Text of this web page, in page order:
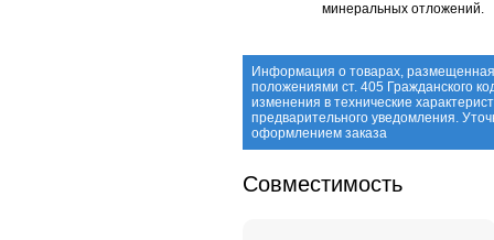
минеральных отложений.
Информация о товарах,
положениями ст. 405 Гражданского
изменения в технические
предварительного уведомления.
оформлением заказа
Совместимость